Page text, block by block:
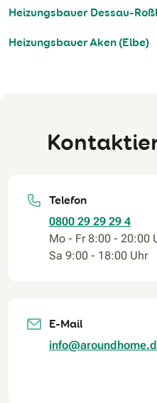
Heizungsbauer Dessau-
Heizungsbauer Aken (Elbe)
Telefon
0800 29 29 29 4
Mo - Fr 8:00 - 20:00
Sa 9:00 - 18:00 Uhr
E-Mail